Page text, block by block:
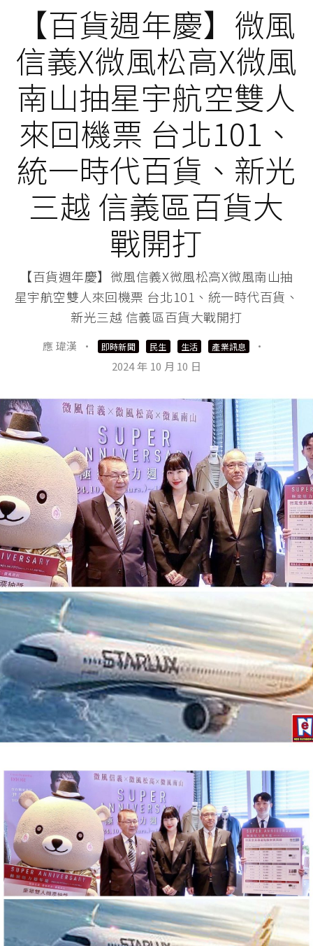
【百貨週年慶】微風
信義X微風松高X微風
南山抽星宇航空雙人
來回機票 台北101、
統一時代百貨、新光
三越 信義區百貨大
戰開打
【百貨週年慶】微風信義X微風松高X微風南山抽
星宇航空雙人來回機票 台北101、統一時代百貨、
新光三越 信義區百貨大戰開打
應 瑋漢 · 即時新聞 民生 生活 產業訊息
·
2024 年 10 月 10 日